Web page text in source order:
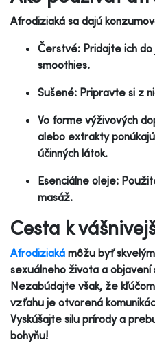
Afrodiziaká sa dajú
Čerstvé: Pridajte ich
smoothies.
Sušené: Pripravte si z
Vo forme výživových
alebo extrakty
účinných látok.
Esenciálne oleje:
masáž.
Cesta k
Afrodiziaká môžu byť
sexuálneho života a
Nezabúdajte však, že
vzťahu je otvorená
Vyskúšajte silu prírody a
bohyňu!